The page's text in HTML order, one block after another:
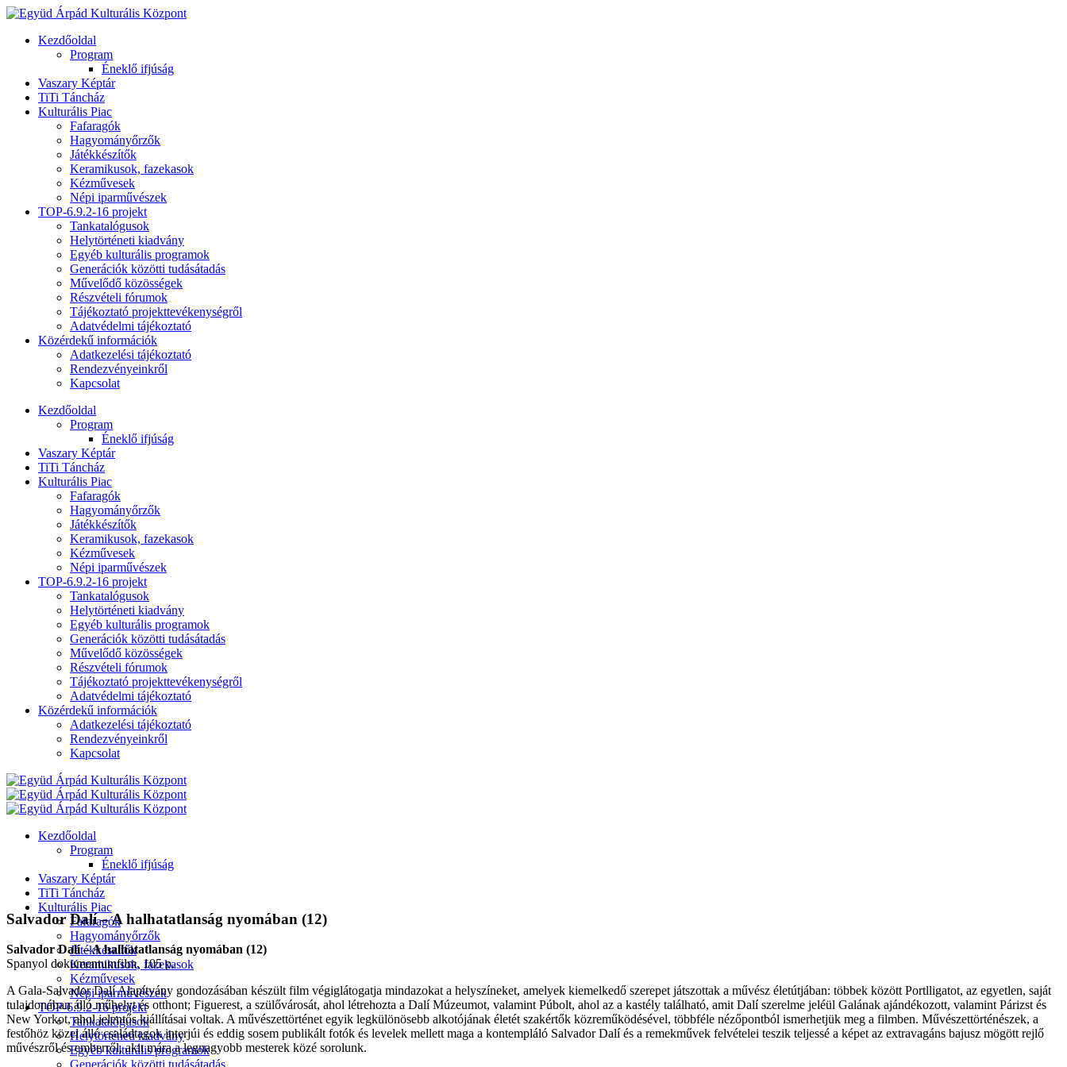
Kezdőoldal
Program
Éneklő ifjúság
Vaszary Képtár
TiTi Táncház
Kulturális Piac
Fafaragók
Hagyományőrzők
Játékkészítők
Keramikusok, fazekasok
Kézművesek
Népi iparművészek
TOP-6.9.2-16 projekt
Tankatalógusok
Helytörténeti kiadvány
Egyéb kulturális programok
Generációk közötti tudásátadás
Művelődő közösségek
Részvételi fórumok
Tájékoztató projekttevékenységről
Adatvédelmi tájékoztató
Közérdekű információk
Adatkezelési tájékoztató
Rendezvényeinkről
Kapcsolat
Kezdőoldal
Program
Éneklő ifjúság
Vaszary Képtár
TiTi Táncház
Kulturális Piac
Fafaragók
Hagyományőrzők
Játékkészítők
Keramikusok, fazekasok
Kézművesek
Népi iparművészek
TOP-6.9.2-16 projekt
Tankatalógusok
Helytörténeti kiadvány
Egyéb kulturális programok
Generációk közötti tudásátadás
Művelődő közösségek
Részvételi fórumok
Tájékoztató projekttevékenységről
Adatvédelmi tájékoztató
Közérdekű információk
Adatkezelési tájékoztató
Rendezvényeinkről
Kapcsolat
Kezdőoldal
Program
Éneklő ifjúság
Vaszary Képtár
TiTi Táncház
Kulturális Piac
Fafaragók
Hagyományőrzők
Játékkészítők
Keramikusok, fazekasok
Kézművesek
Népi iparművészek
TOP-6.9.2-16 projekt
Tankatalógusok
Helytörténeti kiadvány
Egyéb kulturális programok
Generációk közötti tudásátadás
Salvador Dalí – A halhatatlanság nyomában (12)
Salvador Dalí – A halhatatlanság nyomában (12)
Spanyol dokumentumfilm, 105 p.
A Gala-Salvador Dalí Alapítvány gondozásában készült film végiglátogatja mindazokat a helyszíneket, amelyek kiemelkedő szerepet játszottak a művész életútjában: többek között Portlligatot, az egyetlen, saját
tulajdonában álló műhelyt és otthont; Figuerest, a szülővárosát, ahol létrehozta a Dalí Múzeumot, valamint Púbolt, ahol az a kastély található, amit Dalí szerelme jeléül Galának ajándékozott, valamint Párizst és
New Yorkot, ahol jelentős kiállításai voltak. A művészettörténet egyik legkülönösebb alkotójának életét szakértők közreműködésével, többféle nézőpontból ismerhetjük meg a filmben. Művészettörténészek, a
festőhöz közel álló családtagok interjúi és eddig sosem publikált fotók és levelek mellett maga a kontempláló Salvador Dalí és a remekművek felvételei teszik teljessé a képet az extravagáns bajusz mögött rejlő
művészről és emberről, akit mára a legnagyobb mesterek közé sorolunk.